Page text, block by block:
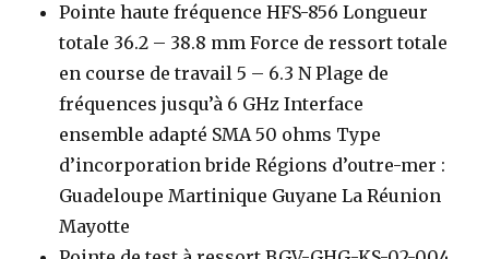
Pointe haute fréquence HFS-856 Longueur
totale 36.2 – 38.8 mm Force de ressort totale
en course de travail 5 – 6.3 N Plage de
fréquences jusqu’à 6 GHz Interface
ensemble adapté SMA 50 ohms Type
d’incorporation bride Régions d’outre-mer :
Guadeloupe Martinique Guyane La Réunion
Mayotte